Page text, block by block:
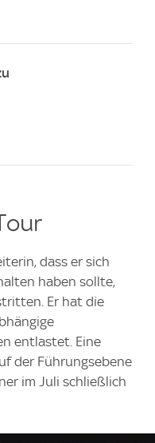
dass er sich
haben sollte,
Er hat die
entlastet. Eine
der Führungsebene
im Juli schließlich